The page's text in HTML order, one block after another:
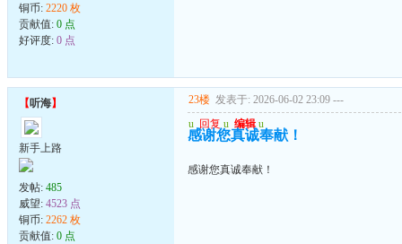
铜币: 2220 枚
贡献值: 0 点
好评度: 0 点
【听海】
新手上路
发帖: 485
威望: 4523 点
铜币: 2262 枚
贡献值: 0 点
23楼 发表于: 2026-06-02 23:09 ---
u 回复 u 编辑 u
感谢您真诚奉献！
感谢您真诚奉献！